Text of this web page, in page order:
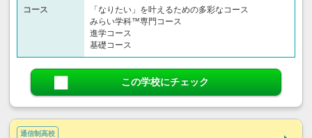
コース
「なりたい」を叶えるための多彩なコース
みらい学科™専門コース
進学コース
基礎コース
この学校にチェック
通信制高校